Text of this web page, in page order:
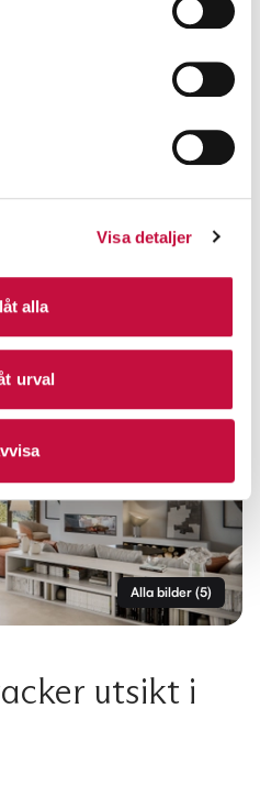
Visa detaljer
alla
urval
Alla bilder (5)
utsikt i